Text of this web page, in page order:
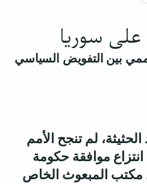
على سوريا
بين التفويض السياسي
لم تنجح الأمم
موافقة حكومة
مكتب المبعوث الخاص